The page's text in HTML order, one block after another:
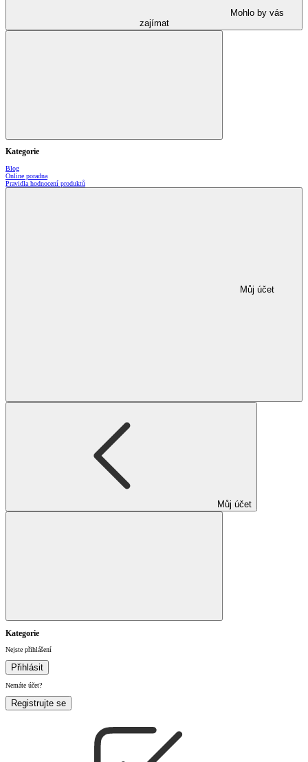
Mohlo by vás
zajímat
Kategorie
Blog
Online poradna
Pravidla hodnocení produktů
Můj účet
Můj účet
Kategorie
Nejste přihlášení
Přihlásit
Nemáte účet?
Registrujte se